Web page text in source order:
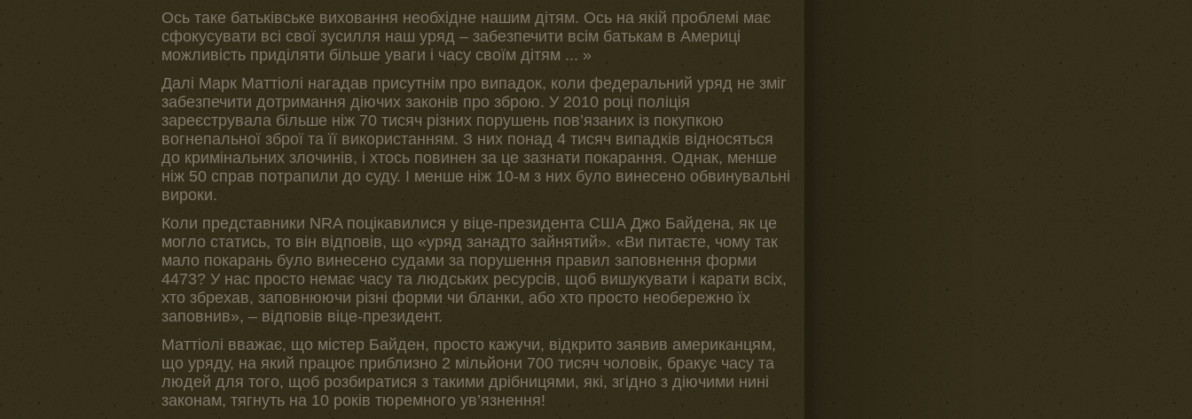
Ось таке батьківське виховання необхідне нашим дітям. Ось на якій проблемі має
сфокусувати всі свої зусилля наш уряд – забезпечити всім батькам в Америці
можливість приділяти більше уваги і часу своїм дітям ... »
Далі Марк Маттіолі нагадав присутнім про випадок, коли федеральний уряд не зміг
забезпечити дотримання діючих законів про зброю. У 2010 році поліція
зареєструвала більше ніж 70 тисяч різних порушень пов’язаних із покупкою
вогнепальної зброї та її використанням. З них понад 4 тисяч випадків відносяться
до кримінальних злочинів, і хтось повинен за це зазнати покарання. Однак, менше
ніж 50 справ потрапили до суду. І менше ніж 10-м з них було винесено обвинувальні
вироки.
Коли представники NRA поцікавилися у віце-президента США Джо Байдена, як це
могло статись, то він відповів, що «уряд занадто зайнятий». «Ви питаєте, чому так
мало покарань було винесено судами за порушення правил заповнення форми
4473? У нас просто немає часу та людських ресурсів, щоб вишукувати і карати всіх,
хто збрехав, заповнюючи різні форми чи бланки, або хто просто необережно їх
заповнив», – відповів віце-президент.
Маттіолі вважає, що містер Байден, просто кажучи, відкрито заявив американцям,
що уряду, на який працює приблизно 2 мільйони 700 тисяч чоловік, бракує часу та
людей для того, щоб розбиратися з такими дрібницями, які, згідно з діючими нині
законам, тягнуть на 10 років тюремного ув’язнення!